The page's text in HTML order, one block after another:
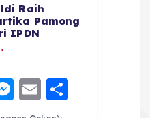
Raih
Pamong
IPDN
M
e
E
m